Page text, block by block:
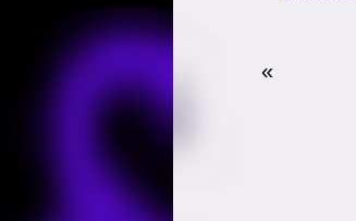
«